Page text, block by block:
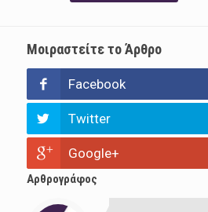
Μοιραστείτε το Άρθρο
Facebook
Twitter
Google+
Αρθρογράφος